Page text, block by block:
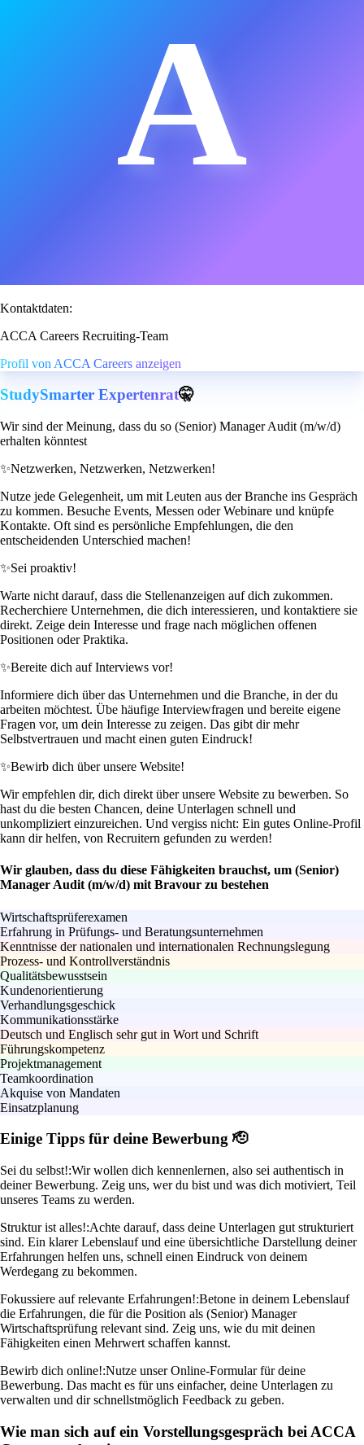
A
Kontaktdaten:
ACCA Careers Recruiting-Team
Profil von ACCA Careers anzeigen
StudySmarter Expertenrat🤫
Wir sind der Meinung, dass du so (Senior) Manager Audit (m/w/d)
erhalten könntest
✨Netzwerken, Netzwerken, Netzwerken!
Nutze jede Gelegenheit, um mit Leuten aus der Branche ins Gespräch
zu kommen. Besuche Events, Messen oder Webinare und knüpfe
Kontakte. Oft sind es persönliche Empfehlungen, die den
entscheidenden Unterschied machen!
✨Sei proaktiv!
Warte nicht darauf, dass die Stellenanzeigen auf dich zukommen.
Recherchiere Unternehmen, die dich interessieren, und kontaktiere sie
direkt. Zeige dein Interesse und frage nach möglichen offenen
Positionen oder Praktika.
✨Bereite dich auf Interviews vor!
Informiere dich über das Unternehmen und die Branche, in der du
arbeiten möchtest. Übe häufige Interviewfragen und bereite eigene
Fragen vor, um dein Interesse zu zeigen. Das gibt dir mehr
Selbstvertrauen und macht einen guten Eindruck!
✨Bewirb dich über unsere Website!
Wir empfehlen dir, dich direkt über unsere Website zu bewerben. So
hast du die besten Chancen, deine Unterlagen schnell und
unkompliziert einzureichen. Und vergiss nicht: Ein gutes Online-Profil
kann dir helfen, von Recruitern gefunden zu werden!
Wir glauben, dass du diese Fähigkeiten brauchst, um (Senior)
Manager Audit (m/w/d) mit Bravour zu bestehen
Wirtschaftsprüferexamen
Erfahrung in Prüfungs- und Beratungsunternehmen
Kenntnisse der nationalen und internationalen Rechnungslegung
Prozess- und Kontrollverständnis
Qualitätsbewusstsein
Kundenorientierung
Verhandlungsgeschick
Kommunikationsstärke
Deutsch und Englisch sehr gut in Wort und Schrift
Führungskompetenz
Projektmanagement
Teamkoordination
Akquise von Mandaten
Einsatzplanung
Einige Tipps für deine Bewerbung 🫡
Sei du selbst!:Wir wollen dich kennenlernen, also sei authentisch in
deiner Bewerbung. Zeig uns, wer du bist und was dich motiviert, Teil
unseres Teams zu werden.
Struktur ist alles!:Achte darauf, dass deine Unterlagen gut strukturiert
sind. Ein klarer Lebenslauf und eine übersichtliche Darstellung deiner
Erfahrungen helfen uns, schnell einen Eindruck von deinem
Werdegang zu bekommen.
Fokussiere auf relevante Erfahrungen!:Betone in deinem Lebenslauf
die Erfahrungen, die für die Position als (Senior) Manager
Wirtschaftsprüfung relevant sind. Zeig uns, wie du mit deinen
Fähigkeiten einen Mehrwert schaffen kannst.
Bewirb dich online!:Nutze unser Online-Formular für deine
Bewerbung. Das macht es für uns einfacher, deine Unterlagen zu
verwalten und dir schnellstmöglich Feedback zu geben.
Wie man sich auf ein Vorstellungsgespräch bei ACCA